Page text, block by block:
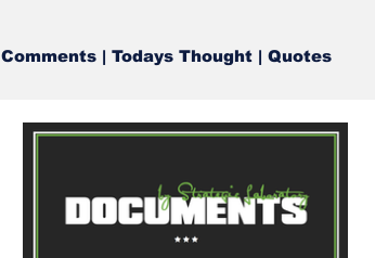
Comments | Todays Thought | Quotes